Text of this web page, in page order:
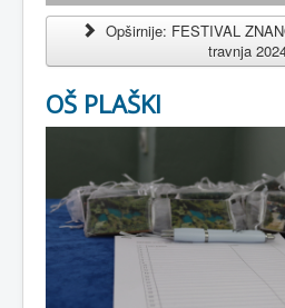
Opširnije: FESTIVAL
travnja
OŠ PLAŠKI